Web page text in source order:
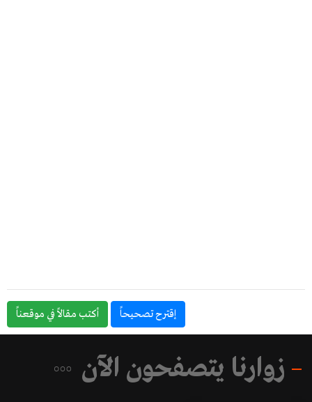
إقترح تصحيحاً أكتب مقالاً في موقعناً
زوارنا يتصفحون الآن